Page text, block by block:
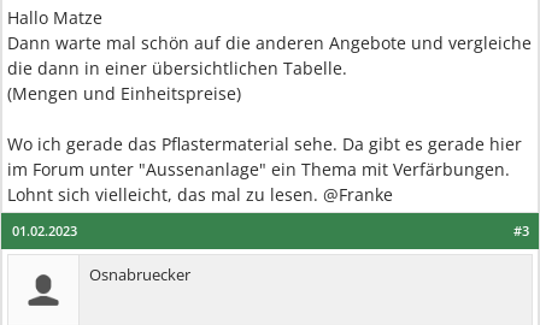
Hallo Matze
Dann warte mal schön auf die anderen Angebote und vergleiche
die dann in einer übersichtlichen Tabelle.
(Mengen und Einheitspreise)
Wo ich gerade das Pflastermaterial sehe. Da gibt es gerade hier
im Forum unter "Aussenanlage" ein Thema mit Verfärbungen.
Lohnt sich vielleicht, das mal zu lesen. @Franke
#3
01.02.2023
Osnabruecker